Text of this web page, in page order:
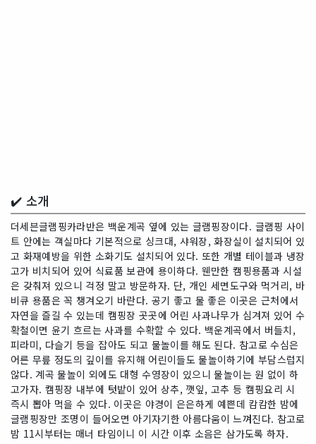
✔️ 소개
더세븐글램핑카라반은 백운계곡 옆에 있는 글램핑장이다. 글램핑 사이
트 안에는 객실마다 기본적으로 싱크대, 샤워장, 화장실이 설치되어 있
고 화재예방을 위한 소화기도 설치되어 있다. 또한 개별 테이블과 냉장
고가 비치되어 있어 식료품 보관에 용이하다. 웬만한 캠핑용품과 시설
은 갖춰져 있으니 걱정 말고 방문하자. 단, 개인 세면도구와 먹거리, 바
비큐 용품은 꼭 챙겨오기 바란다. 공기 좋고 물 좋은 이곳은 근처에서
자연을 즐길 수 있는데 캠핑장 곳곳에 어린 사과나무가 심겨져 있어 수
확철이면 윤기 흐르는 사과를 수확할 수 있다. 백운계곡에서 버들치,
피라미, 다슬기 등을 잡아도 되고 물놀이를 해도 된다. 참고로 수심은
어른 무릎 정도의 깊이를 유지해 어린이들도 물놀이하기에 부담스럽지
않다. 계곡 물놀이 외에도 대형 수영장이 있으니 물놀이는 원 없이 하
고가자. 캠핑장 내부에 텃밭이 있어 상추, 깻잎, 고추 등 캠핑요리 시
즉시 뽑아 먹을 수 있다. 이곳은 야경이 은은하게 예쁜데 캄캄한 밤에
글램핑장만 조명이 들어오면 아기자기한 아름다움이 느껴진다. 참고로
밤 11시부터는 매너 타임이니 이 시간 이후 소음은 삼가도록 하자.